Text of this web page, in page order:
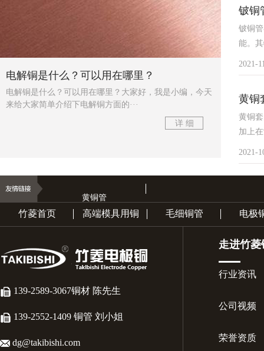
电解铜是什么？可以用在哪里？
电解铜是什么？可以用在哪里？大家好，我是小编，今天
来给大家简单介绍下电解铜方面的···
详 细
铍铜
铍铜
能。
2021-
黄铜
黄铜
加上
2021-
黄铜管
竹菱首页 高端模具用铜 毛细铜管 电极
139-2589-3067铜材 陈先生
139-2552-1409 铜管 刘小姐
dg@takibishi.com
走进竹菱
行业资讯
公司视频
荣誉资质